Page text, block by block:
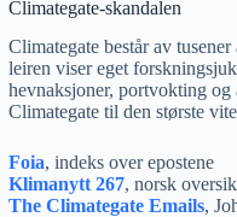
Climategate-skandalen
Climategate består av
leiren viser eget
hevnaksjoner, portvokting
Climategate til den største
Foia, indeks over epostene
Klimanytt 267, norsk
The Climategate Emails,